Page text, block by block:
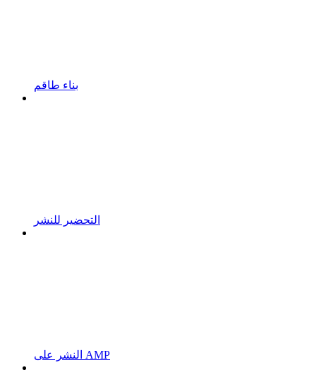
بناء طاقم
التحضير للنشر
النشر على AMP